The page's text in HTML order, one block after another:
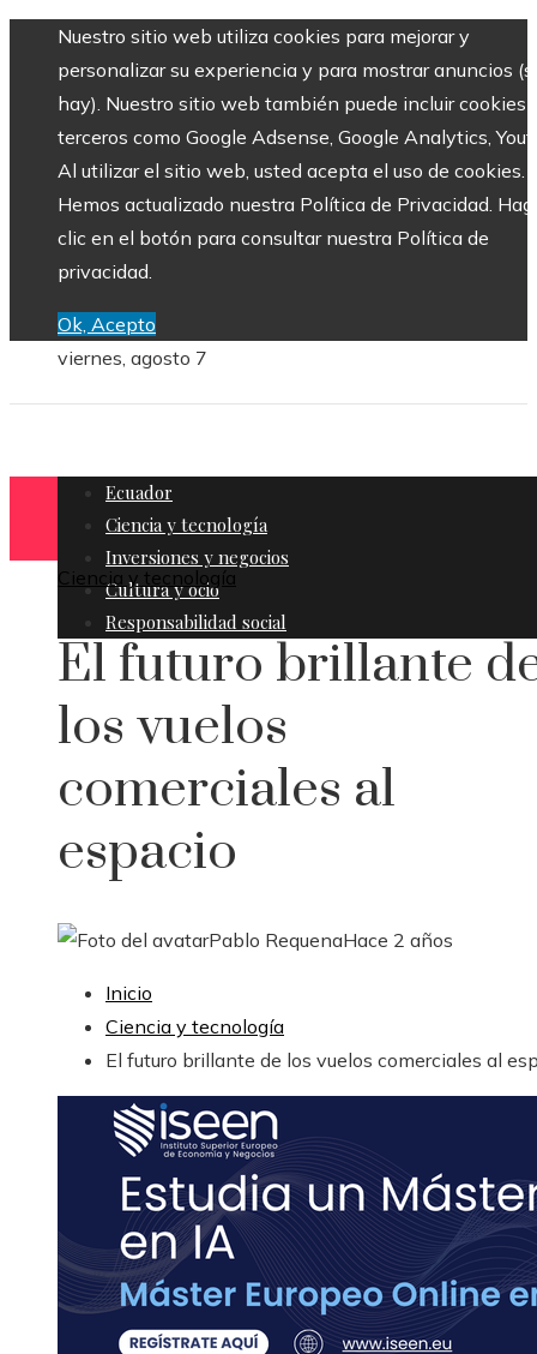
Nuestro sitio web utiliza cookies para mejorar y
personalizar su experiencia y para mostrar anuncios
hay). Nuestro sitio web también puede incluir cookies
terceros como Google Adsense, Google Analytics,
Al utilizar el sitio web, usted acepta el uso de cookies.
Hemos actualizado nuestra Política de Privacidad.
clic en el botón para consultar nuestra Política de
privacidad.
Ok, Acepto
viernes, agosto 7
Ecuador
Ciencia y tecnología
Inversiones y negocios
Cultura y ocio
Responsabilidad social
Ciencia y tecnología
El futuro brillante
los vuelos
comerciales al
espacio
Pablo RequenaHace 2 años
Inicio
Ciencia y tecnología
El futuro brillante de los vuelos comerciales al